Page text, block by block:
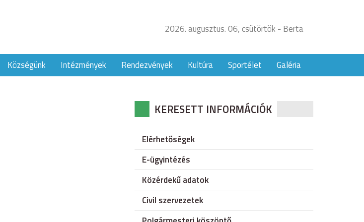
2026. augusztus. 06, csütörtök - Berta
Községünk Intézmények Rendezvények Kultúra Sportélet Galéria
KERESETT INFORMÁCIÓK
Elérhetőségek
E-ügyintézés
Közérdekű adatok
Civil szervezetek